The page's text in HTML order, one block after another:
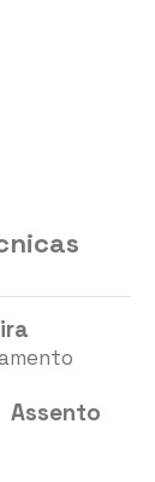
Assento